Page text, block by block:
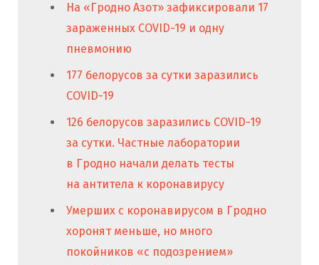
На «Гродно Азот» зафиксировали 17
зараженных COVID-19 и одну
пневмонию
177 белорусов за сутки заразились
COVID-19
126 белорусов заразились COVID-19
за сутки. Частные лаборатории
в Гродно начали делать тесты
на антитела к коронавирусу
Умерших с коронавирусом в Гродно
хоронят меньше, но много
покойников «с подозрением»